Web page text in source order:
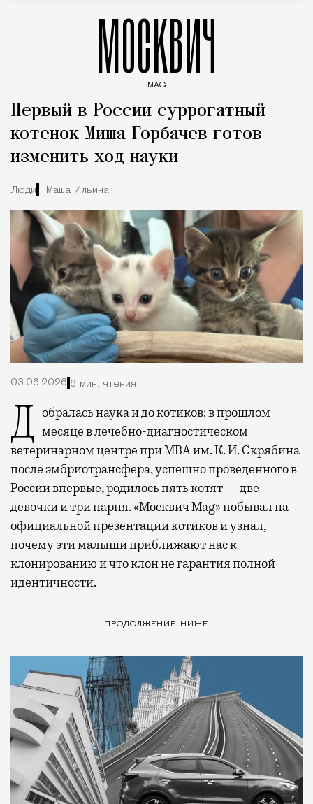
МОСКВИЧ
MAG
Первый в России суррогатный
котенок Миша Горбачев готов
изменить ход науки
Люди Маша Ильина
03.06.2026 6 мин. чтения
Добралась наука и до котиков: в прошлом месяце в лечебно-диагностическом
ветеринарном центре при МВА им. К. И. Скрябина
после эмбриотрансфера, успешно проведенного в
России впервые, родилось пять котят — две
девочки и три парня. «Москвич Mag» побывал на
официальной презентации котиков и узнал,
почему эти малыши приближают нас к
клонированию и что клон не гарантия полной
идентичности.
ПРОДОЛЖЕНИЕ НИЖЕ